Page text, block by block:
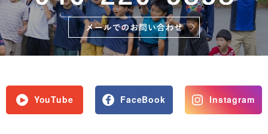
YouTube FaceBook Instagram